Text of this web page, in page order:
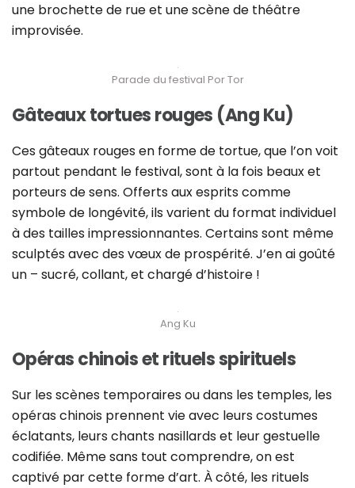
une brochette de rue et une scène de théâtre
improvisée.
Parade du festival Por Tor
Gâteaux tortues rouges (Ang Ku)
Ces gâteaux rouges en forme de tortue, que l’on voit
partout pendant le festival, sont à la fois beaux et
porteurs de sens. Offerts aux esprits comme
symbole de longévité, ils varient du format individuel
à des tailles impressionnantes. Certains sont même
sculptés avec des vœux de prospérité. J’en ai goûté
un – sucré, collant, et chargé d’histoire !
Ang Ku
Opéras chinois et rituels spirituels
Sur les scènes temporaires ou dans les temples, les
opéras chinois prennent vie avec leurs costumes
éclatants, leurs chants nasillards et leur gestuelle
codifiée. Même sans tout comprendre, on est
captivé par cette forme d’art. À côté, les rituels